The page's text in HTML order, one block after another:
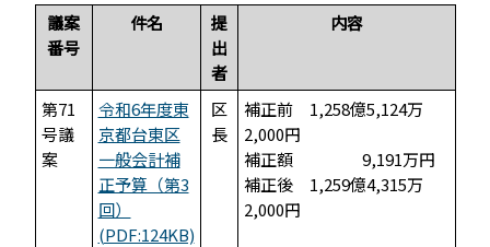
議案
番号
件名
提
出
者
内容
第71
号議
案
令和6年度東
京都台東区
一般会計補
正予算（第3
回）
(PDF:124KB)
区
長
補正前 1,258億5,124万
2,000円
補正額 9,191万円
補正後 1,259億4,315万
2,000円